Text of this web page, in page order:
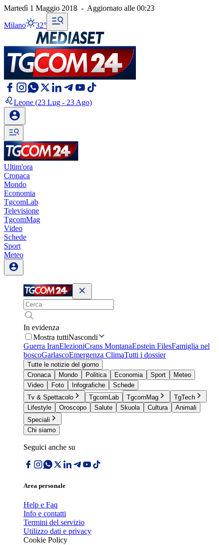
Martedì 1 Maggio 2018 - Aggiornato alle 00:23
Milano 32°
Leone (23 Lug - 23 Ago)
Ultim'ora
Cronaca
Mondo
Economia
TgcomLab
Televisione
TgcomMag
Video
Schede
Sport
Meteo
In evidenza
Mostra tuttiNascondi
Guerra IranElezioniCrans MontanaEpstein FilesFamiglia nel
boscoGarlascoEmergenza ClimaTutti i dossier
Tutte le notizie del giorno
Cronaca
Mondo Politica Economia Sport
Meteo
Video
Foto Infografiche
Schede
Tv & Spettacolo
TgcomLab TgcomMag
TgTech
Lifestyle
Oroscopo Salute Skuola Cultura
Animali
Speciali
Chi siamo
Seguici anche su
Area personale
Help e Faq
Info e contatti
Termini del servizio
Utilizzo dati e privacy
Cookie Policy